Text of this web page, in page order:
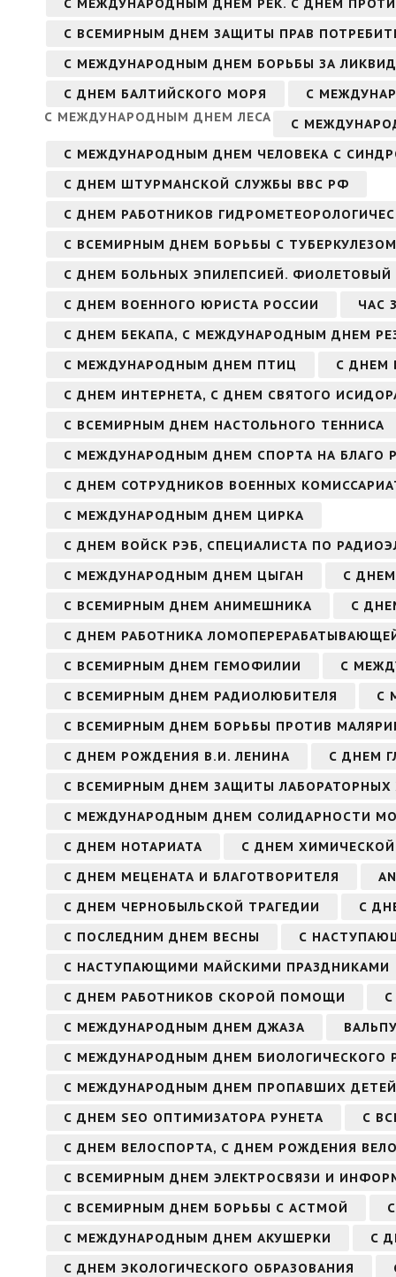
С ВСЕМИРНЫМ ДНЕМ ЗАЩИТЫ ПРАВ
С МЕЖДУНАРОДНЫМ ДНЕМ БОРЬБЫ ЗА
С ДНЕМ БАЛТИЙСКОГО МОРЯ
С
С МЕЖДУНАРОДНЫМ ДНЕМ ЛЕСА
С
С МЕЖДУНАРОДНЫМ ДНЕМ ЧЕЛОВЕКА С
С ДНЕМ ШТУРМАНСКОЙ СЛУЖБЫ ВВС РФ
С ДНЕМ РАБОТНИКОВ
С ВСЕМИРНЫМ ДНЕМ БОРЬБЫ С ТУБЕРКУЛЕЗОМ
С ДНЕМ БОЛЬНЫХ ЭПИЛЕПСИЕЙ. ФИОЛЕТОВЫЙ
С ДНЕМ ВОЕННОГО ЮРИСТА РОССИИ
ЧАС
С ДНЕМ БЕКАПА, С МЕЖДУНАРОДНЫМ ДНЕМ
С МЕЖДУНАРОДНЫМ ДНЕМ ПТИЦ
С ДНЕМ
С ДНЕМ ИНТЕРНЕТА, С ДНЕМ СВЯТОГО
С ВСЕМИРНЫМ ДНЕМ НАСТОЛЬНОГО ТЕННИСА
С МЕЖДУНАРОДНЫМ ДНЕМ СПОРТА НА БЛАГО
С ДНЕМ СОТРУДНИКОВ ВОЕННЫХ
С МЕЖДУНАРОДНЫМ ДНЕМ ЦИРКА
С ДНЕМ ВОЙСК РЭБ, СПЕЦИАЛИСТА ПО
С МЕЖДУНАРОДНЫМ ДНЕМ ЦЫГАН
С
С ВСЕМИРНЫМ ДНЕМ АНИМЕШНИКА
С
С ДНЕМ РАБОТНИКА
С ВСЕМИРНЫМ ДНЕМ ГЕМОФИЛИИ
С
С ВСЕМИРНЫМ ДНЕМ РАДИОЛЮБИТЕЛЯ
С
С ВСЕМИРНЫМ ДНЕМ БОРЬБЫ ПРОТИВ
С ДНЕМ РОЖДЕНИЯ В.И. ЛЕНИНА
С ДНЕМ
С ВСЕМИРНЫМ ДНЕМ ЗАЩИТЫ
С МЕЖДУНАРОДНЫМ ДНЕМ СОЛИДАРНОСТИ
С ДНЕМ НОТАРИАТА
С ДНЕМ
С ДНЕМ МЕЦЕНАТА И БЛАГОТВОРИТЕЛЯ
С ДНЕМ ЧЕРНОБЫЛЬСКОЙ ТРАГЕДИИ
С
С ПОСЛЕДНИМ ДНЕМ ВЕСНЫ
С
С НАСТУПАЮЩИМИ МАЙСКИМИ ПРАЗДНИКАМИ
С ДНЕМ РАБОТНИКОВ СКОРОЙ ПОМОЩИ
С МЕЖДУНАРОДНЫМ ДНЕМ ДЖАЗА
С МЕЖДУНАРОДНЫМ ДНЕМ БИОЛОГИЧЕСКОГО
С МЕЖДУНАРОДНЫМ ДНЕМ ПРОПАВШИХ ДЕТЕЙ
С ДНЕМ SEO ОПТИМИЗАТОРА РУНЕТА
С
С ДНЕМ ВЕЛОСПОРТА, С ДНЕМ РОЖДЕНИЯ
С ВСЕМИРНЫМ ДНЕМ ЭЛЕКТРОСВЯЗИ И
С ВСЕМИРНЫМ ДНЕМ БОРЬБЫ С АСТМОЙ
С МЕЖДУНАРОДНЫМ ДНЕМ АКУШЕРКИ
С
С ДНЕМ ЭКОЛОГИЧЕСКОГО ОБРАЗОВАНИЯ